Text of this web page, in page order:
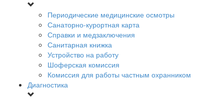
Периодические медицинские осмотры
Санаторно-курортная карта
Справки и медзаключения
Санитарная книжка
Устройство на работу
Шоферская комиссия
Комиссия для работы частным охранником
Диагностика